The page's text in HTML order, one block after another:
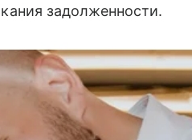
задолженности.